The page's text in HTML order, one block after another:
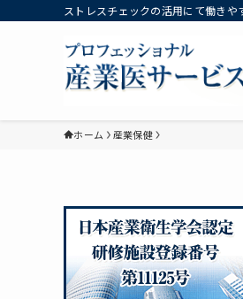
ストレスチェックの活用にて働き
ホーム 産業保健